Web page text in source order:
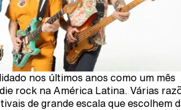
nos últimos anos como um mês
rock na América Latina. Várias
de grande escala que escolhem